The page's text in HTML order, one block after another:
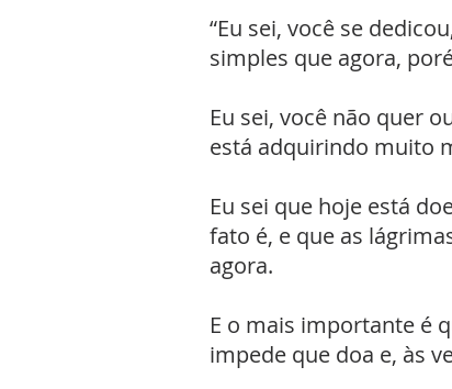
“Eu sei, você se
simples que agora,
Eu sei, você não quer
está adquirindo muito
Eu sei que hoje está
fato é, e que as
agora.
E o mais importante é
impede que doa e, às